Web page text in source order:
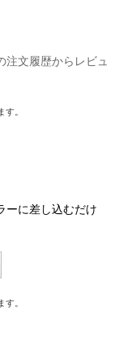
注文履歴からレビュ
。
ーに差し込むだけ
。